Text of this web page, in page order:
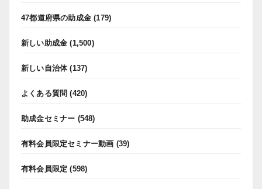
47都道府県の助成金 (179)
新しい助成金 (1,500)
新しい自治体(137)
よくある質問 (420)
助成金セミナー (548)
有料会員限定セミナー動画 (39)
有料会員限定 (598)